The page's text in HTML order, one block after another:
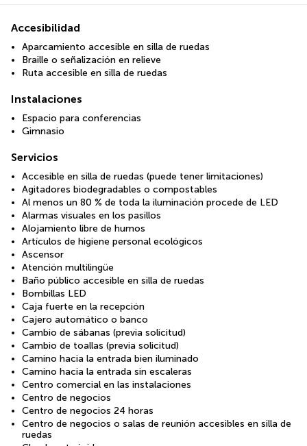
Accesibilidad
Aparcamiento accesible en silla de ruedas
Braille o señalización en relieve
Ruta accesible en silla de ruedas
Instalaciones
Espacio para conferencias
Gimnasio
Servicios
Accesible en silla de ruedas (puede tener limitaciones)
Agitadores biodegradables o compostables
Al menos un 80 % de toda la iluminación procede de LED
Alarmas visuales en los pasillos
Alojamiento libre de humos
Artículos de higiene personal ecológicos
Ascensor
Atención multilingüe
Baño público accesible en silla de ruedas
Bombillas LED
Caja fuerte en la recepción
Cajero automático o banco
Cambio de sábanas (previa solicitud)
Cambio de toallas (previa solicitud)
Camino hacia la entrada bien iluminado
Camino hacia la entrada sin escaleras
Centro comercial en las instalaciones
Centro de negocios
Centro de negocios 24 horas
Centro de negocios o salas de reunión accesibles en silla de
ruedas